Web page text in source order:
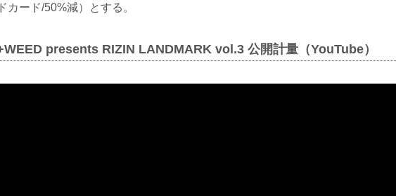
カード/50%減）とする。
presents RIZIN LANDMARK vol.3 公開計量（YouTube）